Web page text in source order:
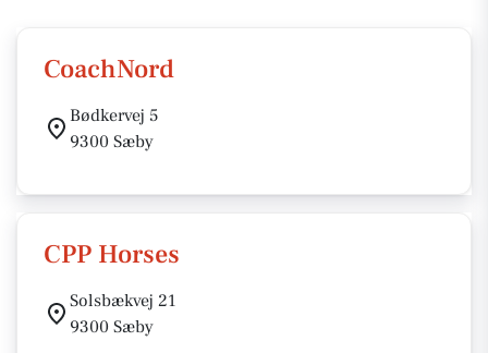
CoachNord
Bødkervej 5
9300 Sæby
CPP Horses
Solsbækvej 21
9300 Sæby